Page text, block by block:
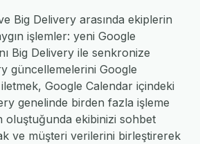
Big Delivery arasında ekiplerin
işlemler: yeni Google
Big Delivery ile senkronize
güncellemelerini Google
Google Calendar içindeki
genelinde birden fazla işleme
oluştuğunda ekibinizi sohbet
ve müşteri verilerini birleştirerek